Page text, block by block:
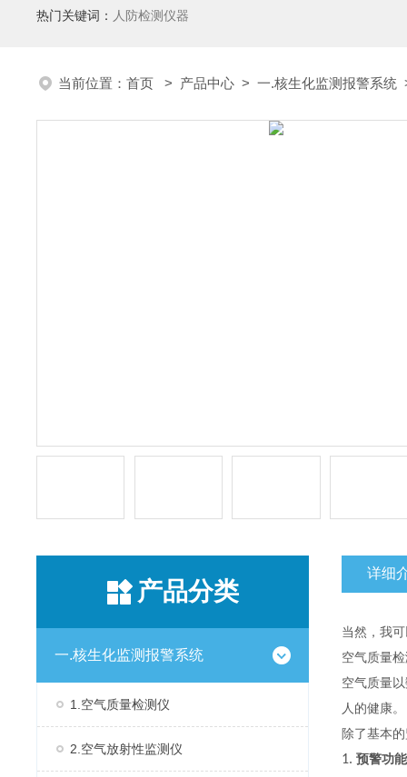
热门关键词： 人防检测仪器
当前位置： 首页 > 产品中心 > 一.核生化监测报警系统
产品分类
一.核生化监测报警系统
1.空气质量检测仪
2.空气放射性监测仪
详细
当然，我
空气质量
空气质量
人的健康。
除了基本
1. 预警功能